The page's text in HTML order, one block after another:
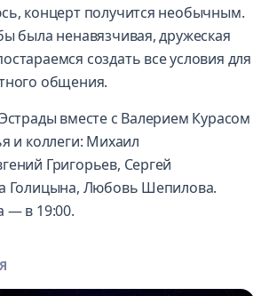
концерт получится необычным.
была ненавязчивая, дружеская
создать все условия для
общения.
вместе с Валерием Курасом
и коллеги: Михаил
Григорьев, Сергей
Голицына, Любовь Шепилова.
— в 19:00.